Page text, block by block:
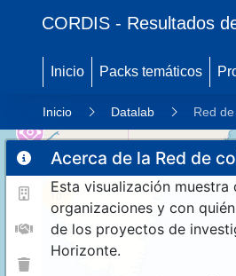
CORDIS - Resultados
Inicio Packs temáticos
Inicio Datalab Red
Acerca de la Red de
Esta visualización muestra
organizaciones y con
de los proyectos de
Horizonte.
10